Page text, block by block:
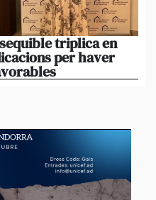
triplica en
per haver